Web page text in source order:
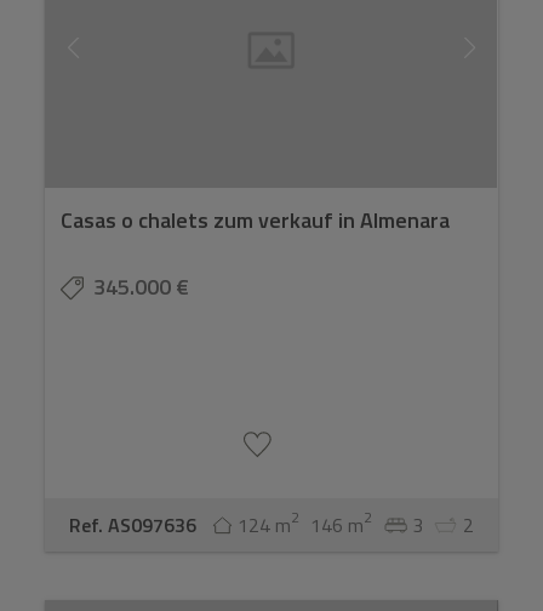
Casas o chalets zum verkauf in Almenara
345.000 €
Ref. AS097636 124 m2 146 m2 3 2